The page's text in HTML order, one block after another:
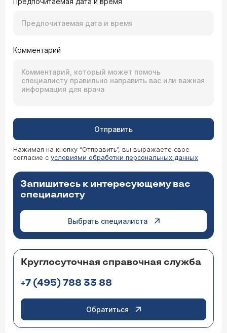
Комментарий
Отправить
Нажимая на кнопку “Отправить”, вы выражаете свое
согласие с условиями обработки персональных данных
Запишитесь к интересующему вас
специалисту
Выбрать специалиста
Круглосуточная справочная служба
+7 (495) 788 33 88
Обратиться